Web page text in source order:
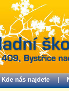
Kde nás najdete |